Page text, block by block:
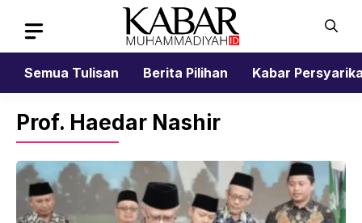
content
Semua Tulisan
Berita Pilihan Kabar
Prof. Haedar Nashir